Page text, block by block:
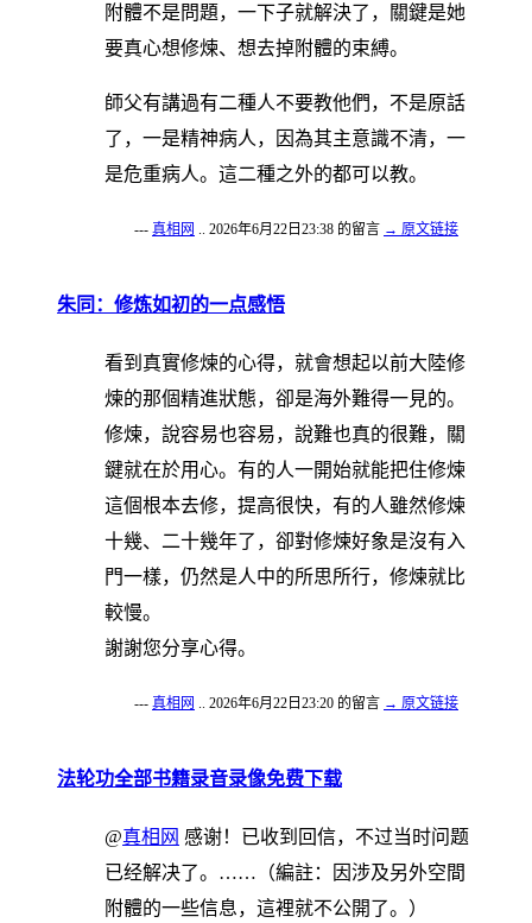
附體不是問題，一下子就解決了，關鍵是她
要真心想修煉、想去掉附體的束縛。
師父有講過有二種人不要教他們，不是原話
了，一是精神病人，因為其主意識不清，一
是危重病人。這二種之外的都可以教。
--- 真相网 .. 2026年6月22日23:38 的留言 → 原文链接
朱同：修炼如初的一点感悟
看到真實修煉的心得，就會想起以前大陸修
煉的那個精進狀態，卻是海外難得一見的。
修煉，說容易也容易，說難也真的很難，關
鍵就在於用心。有的人一開始就能把住修煉
這個根本去修，提高很快，有的人雖然修煉
十幾、二十幾年了，卻對修煉好象是沒有入
門一樣，仍然是人中的所思所行，修煉就比
較慢。
謝謝您分享心得。
--- 真相网 .. 2026年6月22日23:20 的留言 → 原文链接
法轮功全部书籍录音录像免费下载
@真相网 感谢！已收到回信，不过当时问题
已经解决了。……（編註：因涉及另外空間
附體的一些信息，這裡就不公開了。）